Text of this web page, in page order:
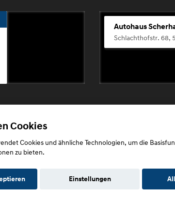
Autohaus
Schlachthofstr. 68,
AGB AGB (Teile)
Cookies
Cookies und ähnliche Technologien, um die
zu bieten.
Einstellungen